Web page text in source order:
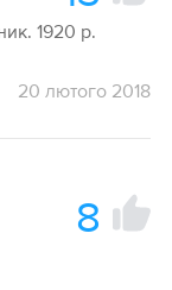
1920 р.
20 лютого 2018
8